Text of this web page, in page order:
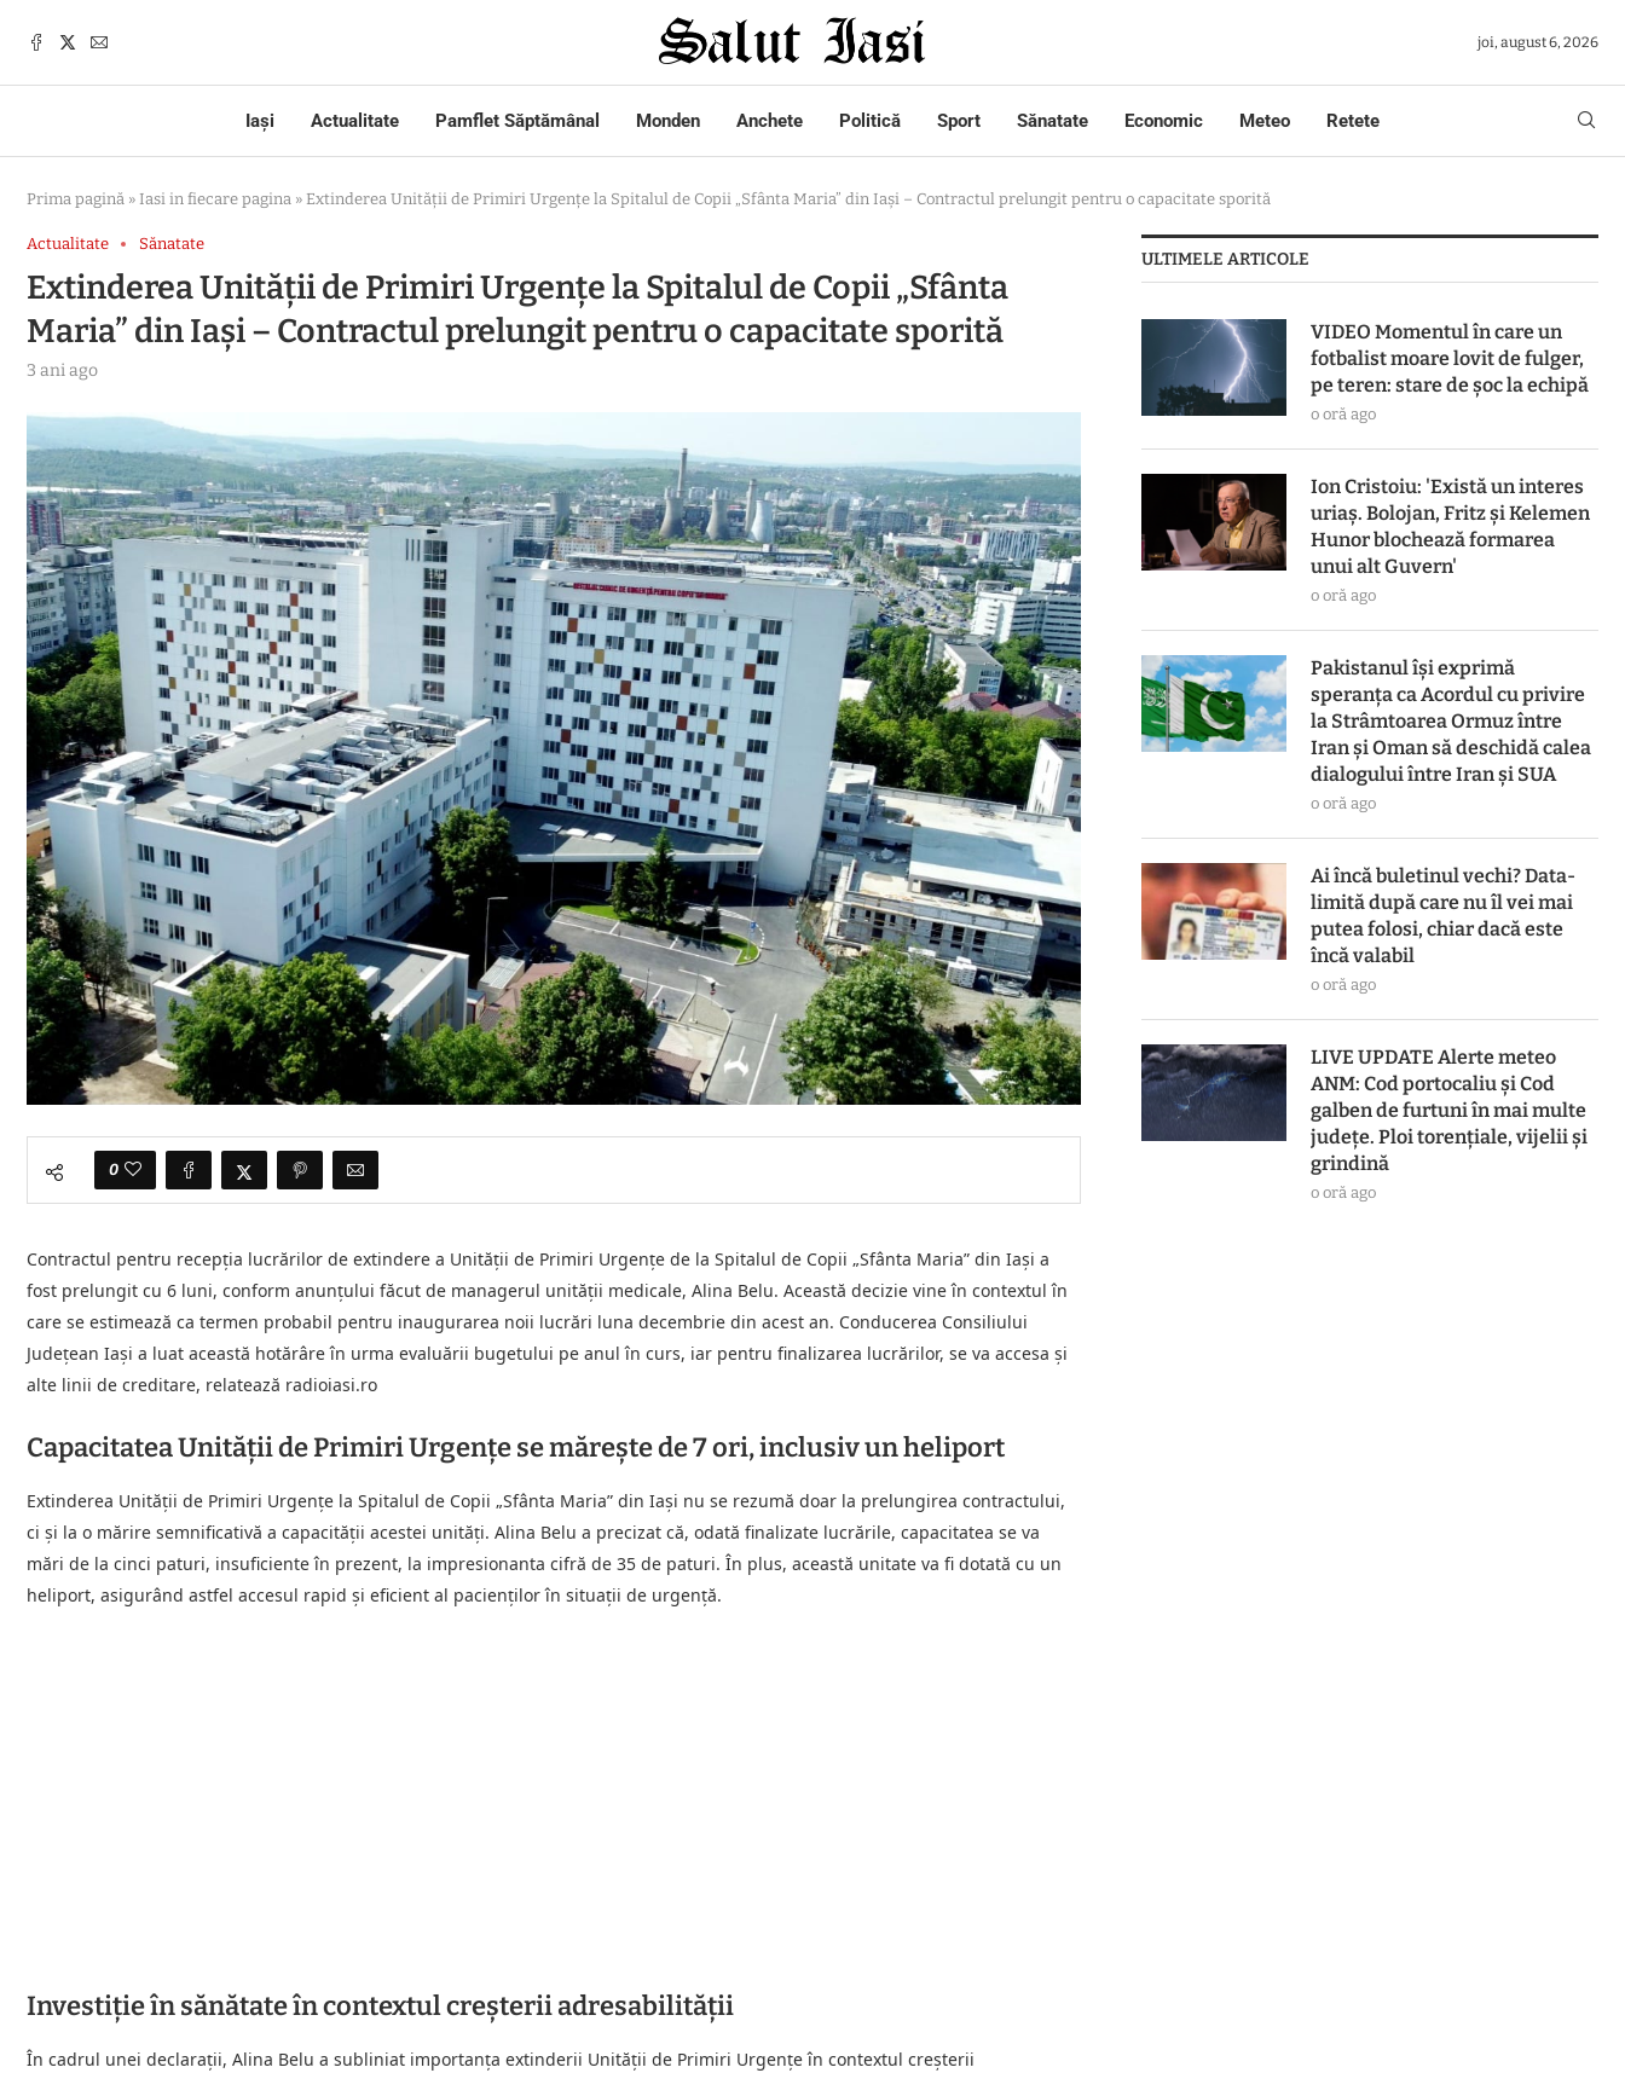
joi, august 6, 2026
Iași Actualitate Pamflet Săptămânal Monden Anchete Politică Sport Sănatate Economic Meteo Retete
Prima pagină » Iasi in fiecare pagina » Extinderea Unității de Primiri Urgențe la Spitalul de Copii „Sfânta Maria” din Iași – Contractul prelungit pentru o capacitate sporită
Actualitate Sănatate
Extinderea Unității de Primiri Urgențe la Spitalul de Copii „Sfânta
Maria” din Iași – Contractul prelungit pentru o capacitate sporită
3 ani ago
0
Contractul pentru recepția lucrărilor de extindere a Unității de Primiri Urgențe de la Spitalul de Copii „Sfânta Maria” din Iași a
fost prelungit cu 6 luni, conform anunțului făcut de managerul unității medicale, Alina Belu. Această decizie vine în contextul în
care se estimează ca termen probabil pentru inaugurarea noii lucrări luna decembrie din acest an. Conducerea Consiliului
Județean Iași a luat această hotărâre în urma evaluării bugetului pe anul în curs, iar pentru finalizarea lucrărilor, se va accesa și
alte linii de creditare, relatează radioiasi.ro
Capacitatea Unității de Primiri Urgențe se mărește de 7 ori, inclusiv un heliport
Extinderea Unității de Primiri Urgențe la Spitalul de Copii „Sfânta Maria” din Iași nu se rezumă doar la prelungirea contractului,
ci și la o mărire semnificativă a capacității acestei unități. Alina Belu a precizat că, odată finalizate lucrările, capacitatea se va
mări de la cinci paturi, insuficiente în prezent, la impresionanta cifră de 35 de paturi. În plus, această unitate va fi dotată cu un
heliport, asigurând astfel accesul rapid și eficient al pacienților în situații de urgență.
Investiție în sănătate în contextul creșterii adresabilității
În cadrul unei declarații, Alina Belu a subliniat importanța extinderii Unității de Primiri Urgențe în contextul creșterii
ULTIMELE ARTICOLE
VIDEO Momentul în care un
fotbalist moare lovit de fulger,
pe teren: stare de șoc la echipă
o oră ago
Ion Cristoiu: 'Există un interes
uriaș. Bolojan, Fritz și Kelemen
Hunor blochează formarea
unui alt Guvern'
o oră ago
Pakistanul îşi exprimă
speranţa ca Acordul cu privire
la Strâmtoarea Ormuz între
Iran şi Oman să deschidă calea
dialogului între Iran şi SUA
o oră ago
Ai încă buletinul vechi? Data-
limită după care nu îl vei mai
putea folosi, chiar dacă este
încă valabil
o oră ago
LIVE UPDATE Alerte meteo
ANM: Cod portocaliu și Cod
galben de furtuni în mai multe
județe. Ploi torențiale, vijelii și
grindină
o oră ago